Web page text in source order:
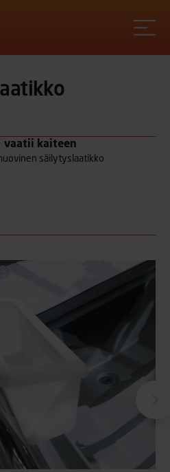
vaatii kaiteen
säilytyslaatikko